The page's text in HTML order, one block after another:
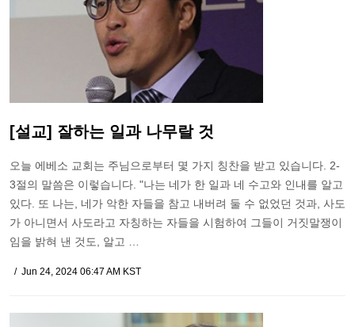
[설교] 잘하는 일과 나무랄 것
오늘 에베소 교회는 주님으로부터 몇 가지 칭찬을 받고 있습니다. 2-
3절의 말씀은 이렇습니다. "나는 네가 한 일과 네 수고와 인내를 알고
있다. 또 나는, 네가 악한 자들을 참고 내버려 둘 수 없었던 것과, 사도
가 아니면서 사도라고 자칭하는 자들을 시험하여 그들이 거짓말쟁이
임을 밝혀 낸 것도, 알고 …
Jun 24, 2024 06:47 AM KST